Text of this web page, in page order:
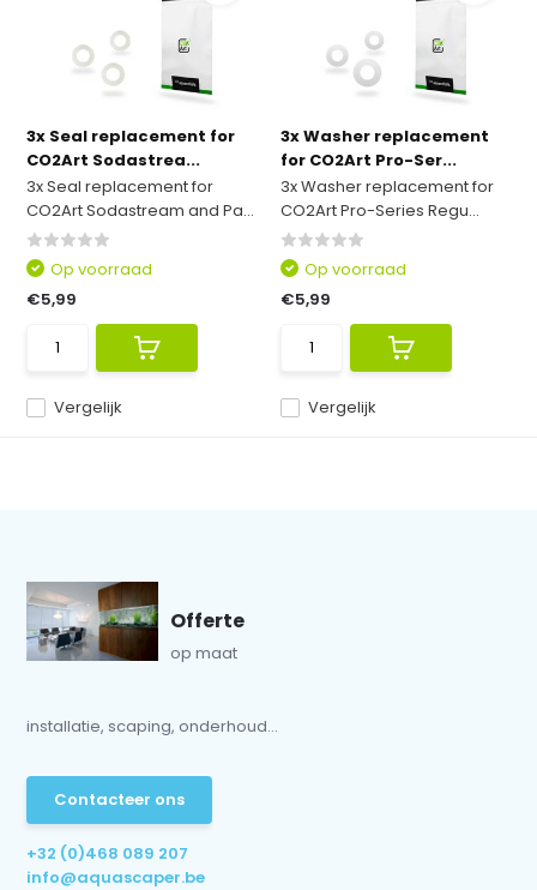
3x Seal replacement for
CO2Art Sodastrea...
3x Seal replacement for
CO2Art Sodastream and Pa...
Vergelijk
Op voorraad
€5,99
3x Washer replacement
for CO2Art Pro-Ser...
3x Washer replacement for
CO2Art Pro-Series Regu...
Vergelijk
Op voorraad
€5,99
Offerte
op maat
installatie, scaping, onderhoud...
Contacteer ons
+32 (0)468 089 207
info@aquascaper.be